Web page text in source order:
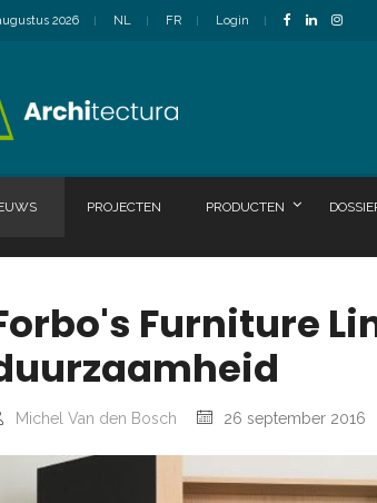
2026 NL FR Login
PROJECTEN PRODUCTEN
Furniture
Michel Van den Bosch 26 september 2016